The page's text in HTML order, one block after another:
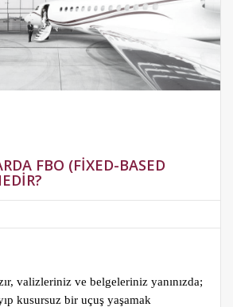
FBO (FIXED-BASED
valizleriniz ve belgeleriniz yanınızda;
kusursuz bir uçuş yaşamak